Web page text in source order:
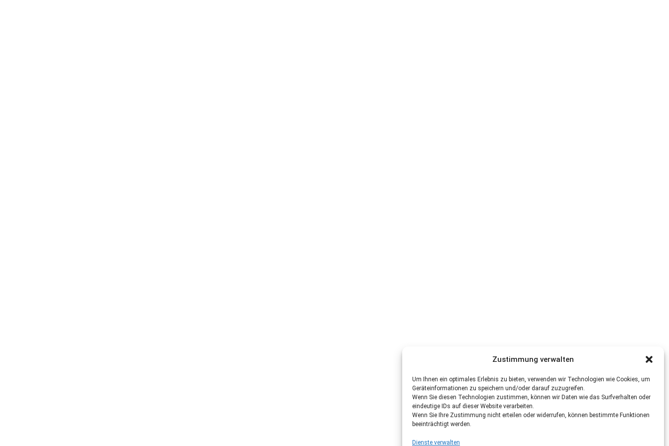
Zustimmung verwalten
Um Ihnen ein optimales Erlebnis zu bieten, verwenden wir Technologien wie Cookies, um
Geräteinformationen zu speichern und/oder darauf zuzugreifen.
Wenn Sie diesen Technologien zustimmen, können wir Daten wie das Surfverhalten oder
eindeutige IDs auf dieser Website verarbeiten.
Wenn Sie Ihre Zustimmung nicht erteilen oder widerrufen, können bestimmte Funktionen
beeinträchtigt werden.
Dienste verwalten